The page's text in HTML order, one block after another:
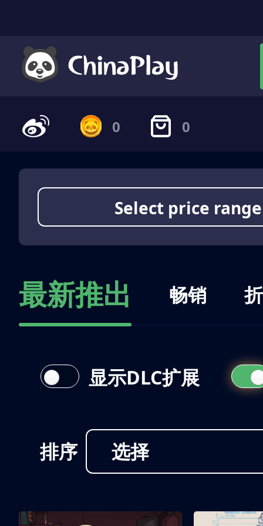
0 0
Select price range
最新推出 畅销
排序 选择
显示DLC扩展